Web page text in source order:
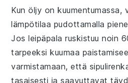
Kunöljy on kuumentumassa,
lämpötilaa pudottamalla
Jos leipäpala ruskistuu noin
tarpeeksi kuumaa
varmistamaan, että
tasaisesti ja saavuttavat